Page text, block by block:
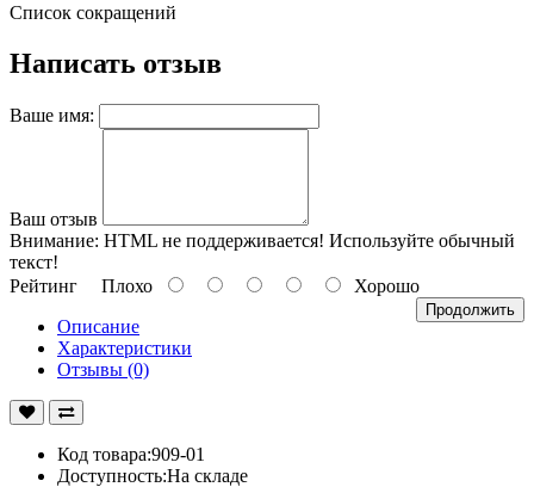
Список сокращений
Написать отзыв
Ваше имя:
Ваш отзыв
Внимание: HTML не поддерживается! Используйте обычный
текст!
Рейтинг Плохо Хорошо
Продолжить
Описание
Характеристики
Отзывы (0)
Код товара:909-01
Доступность:На складе